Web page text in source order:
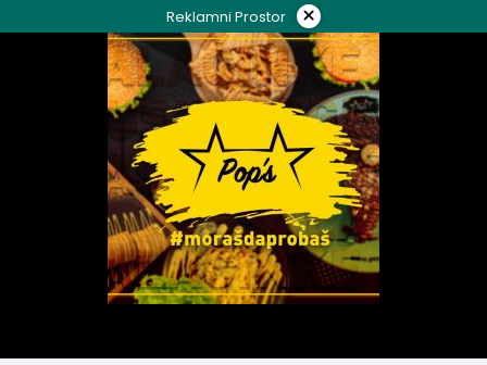
to
Reklamni Prostor ×